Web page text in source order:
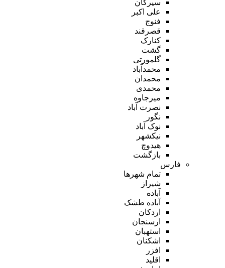
سیرکان
علی اکبر
فنوج
قصرقند
کنارک
گشت
گلمورتی
محمدآباد
محمدان
محمدی
میرجاوه
نصرت آباد
نگور
نوک آباد
نیکشهر
هیدوچ
بازگشت
فارس
تمام شهر‌ها
شیراز
آباده
آباده طشک
اردکان
ارسنجان
استهبان
اشکنان
افزر
اقلید